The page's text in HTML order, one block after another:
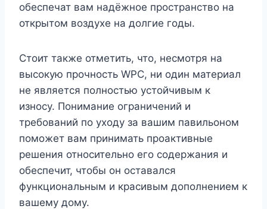
обеспечат вам надёжное пространство на
открытом воздухе на долгие годы.
Стоит также отметить, что, несмотря на
высокую прочность WPC, ни один материал
не является полностью устойчивым к
износу. Понимание ограничений и
требований по уходу за вашим павильоном
поможет вам принимать проактивные
решения относительно его содержания и
обеспечит, чтобы он оставался
функциональным и красивым дополнением к
вашему дому.